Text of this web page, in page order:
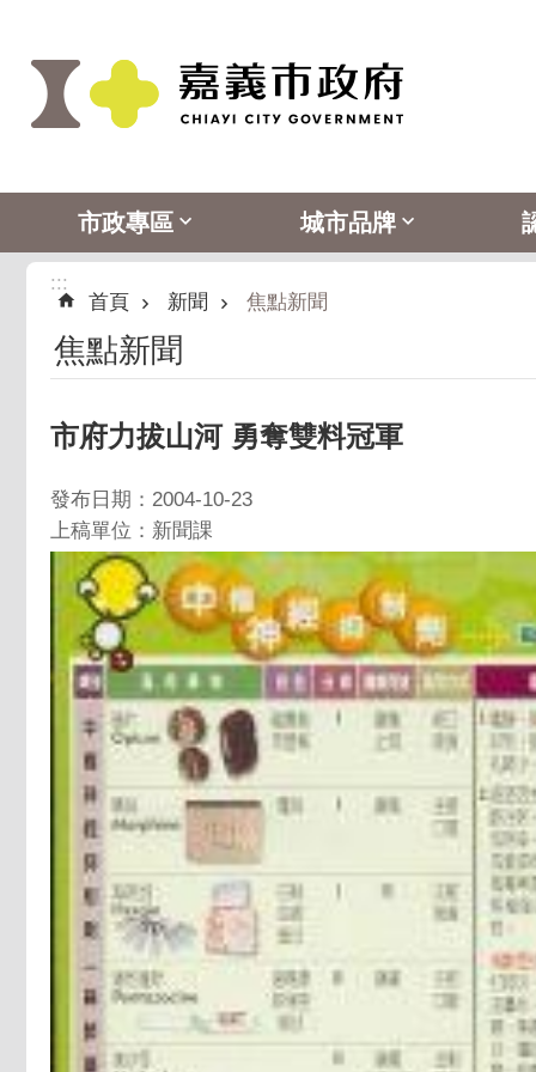
市政專區 城市品牌
:::
首頁
新聞 焦點新聞
焦點新聞
市府力拔山河 勇奪雙料冠軍
發布日期：2004-10-23
上稿單位：新聞課